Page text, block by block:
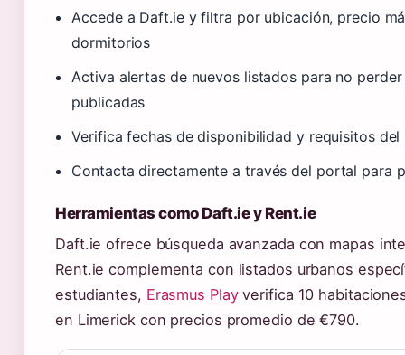
Accede a Daft.ie y filtra por ubicación, precio
dormitorios
Activa alertas de nuevos listados para no
publicadas
Verifica fechas de disponibilidad y requisitos
Contacta directamente a través del portal para
Herramientas como Daft.ie y Rent.ie
Daft.ie ofrece búsqueda avanzada con mapas
Rent.ie complementa con listados urbanos
estudiantes, Erasmus Playverifica 10
en Limerick con precios promedio de €790.